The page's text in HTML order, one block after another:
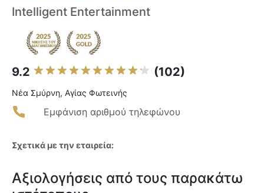
Intelligent Entertainment
9.2 (102)
Νέα Σμύρνη, Αγίας Φωτεινής
Εμφάνιση αριθμού τηλεφώνου
Σχετικά με την εταιρεία:
Αξιολογήσεις από τους παρακάτω